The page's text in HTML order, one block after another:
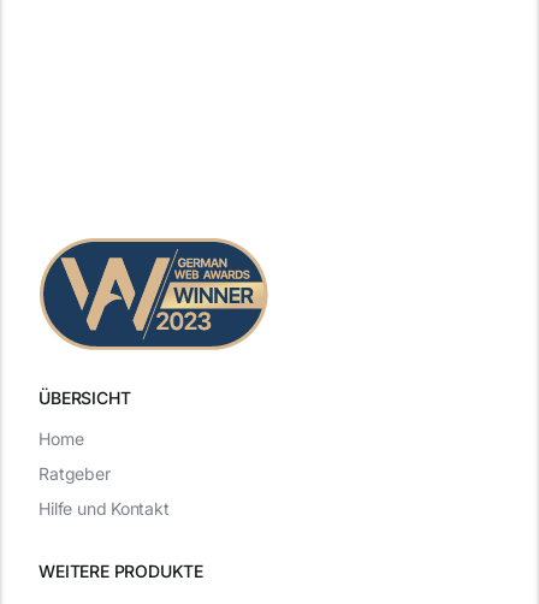
ÜBERSICHT
WEITERE PRODUKTE
Home
Ratgeber
Hilfe und Kontakt